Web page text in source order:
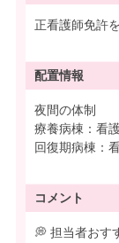
正看護師免許
配置情報
夜間の体制
療養病棟：看
回復期病棟：
コメント
💭 担当者おす